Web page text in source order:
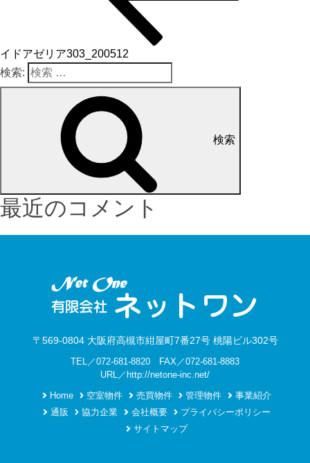
イドアゼリア303_200512
検索:
検索
最近のコメント
〒569-0804 大阪府高槻市紺屋町7番27号 桃陽ビル302号
TEL／072-681-8820 FAX／072-681-8883
URL／http://netone-inc.net/
Home
空室物件 売買物件 管理物件
事業紹介
通販
協力企業 会社概要
プライバシーポリシー
サイトマップ